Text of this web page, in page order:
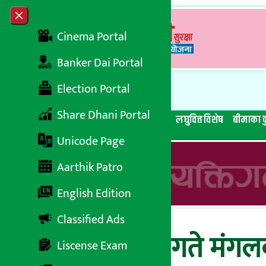
Skip to content
Close menu
Cinema Portal
Banker Dai Portal
Election Portal
Share Dhani Portal
Unicode Page
Aarthik Patro
English Edition
Classified Ads
Liscense Exam
सबै समाचार बेथिति मुर्दाबाद बैंकिङ विशेष लघुवित्त विशेष बीमाका
२०७६ मंसिर १० गते